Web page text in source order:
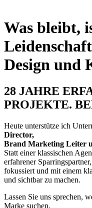
Was bleibt,
Design und
28 JAHRE
PROJEKTE.
Heute unterstütze ich
Director,
Brand Marketing Leiter
Statt einer klassischen
erfahrener
fokussiert und mit einem
und sichtbar zu machen.
Lassen Sie uns sprechen,
Marke suchen.